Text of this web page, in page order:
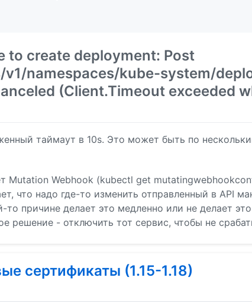
to create deployment: Post
namespaces/kube-system/
(Client.Timeout exceeded
таймаут в 10s. Это может быть по
Mutation Webhook (kubectl get
что надо где-то изменить отправленный в API
причине делает это медленно или не делает
решение - отключить тот сервис, чтобы не
сертификаты (1.15-1.18)